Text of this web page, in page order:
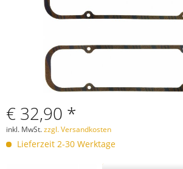
€ 32,90 *
inkl. MwSt.zzgl. Versandkosten
Lieferzeit 2-30 Werktage